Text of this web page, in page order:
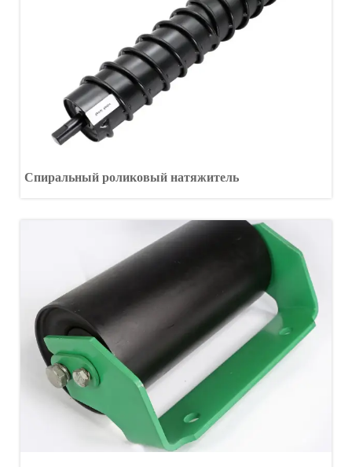
Спиральный роликовый натяжитель